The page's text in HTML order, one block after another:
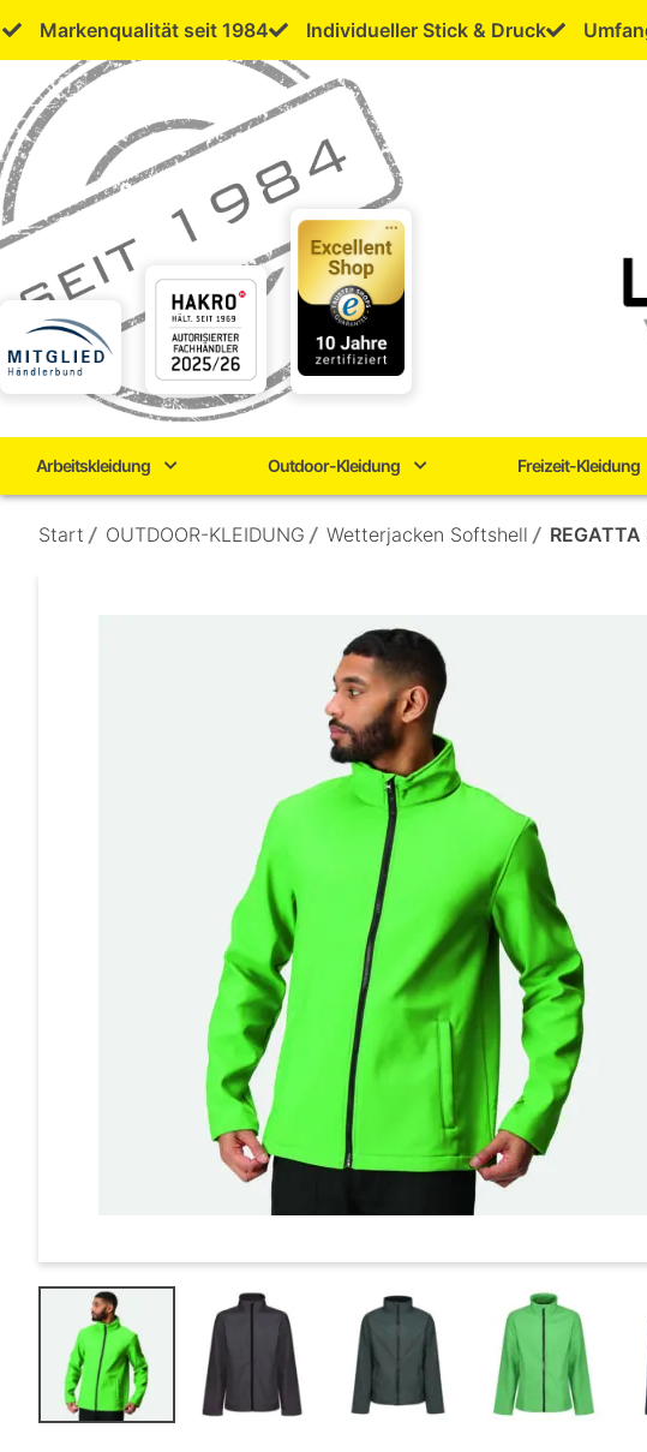
to
content
Markenqualität seit 1984 Individueller Stick & Druck
Arbeitskleidung Outdoor-Kleidung Freizeit-Kleidung
Start / OUTDOOR-KLEIDUNG / Wetterjacken Softshell /